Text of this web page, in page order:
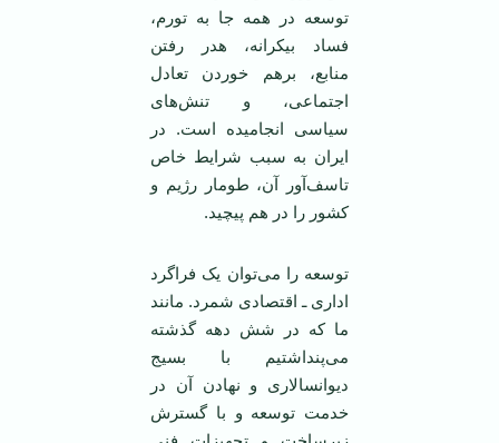
توسعه در همه جا به تورم،
فساد بیکرانه، هدر رفتن
منابع، برهم خوردن تعادل
اجتماعی، و تنش‌های
سیاسی انجامیده است. در
ایران به سبب شرایط خاص
تاسف‌آور آن، طومار رژیم و
کشور را در هم پیچید.
توسعه را می‌توان یک فراگرد
اداری ـ اقتصادی شمرد. مانند
ما که در شش دهه گذشته
می‌پنداشتیم با بسیج
دیوانسالاری و نهادن آن در
خدمت توسعه و با گسترش